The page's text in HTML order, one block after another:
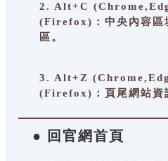
2. Alt+C
(Firefox)：中央內容區
區。
3. Alt+Z
(Firefox)：頁尾網站資
● 回官網首頁